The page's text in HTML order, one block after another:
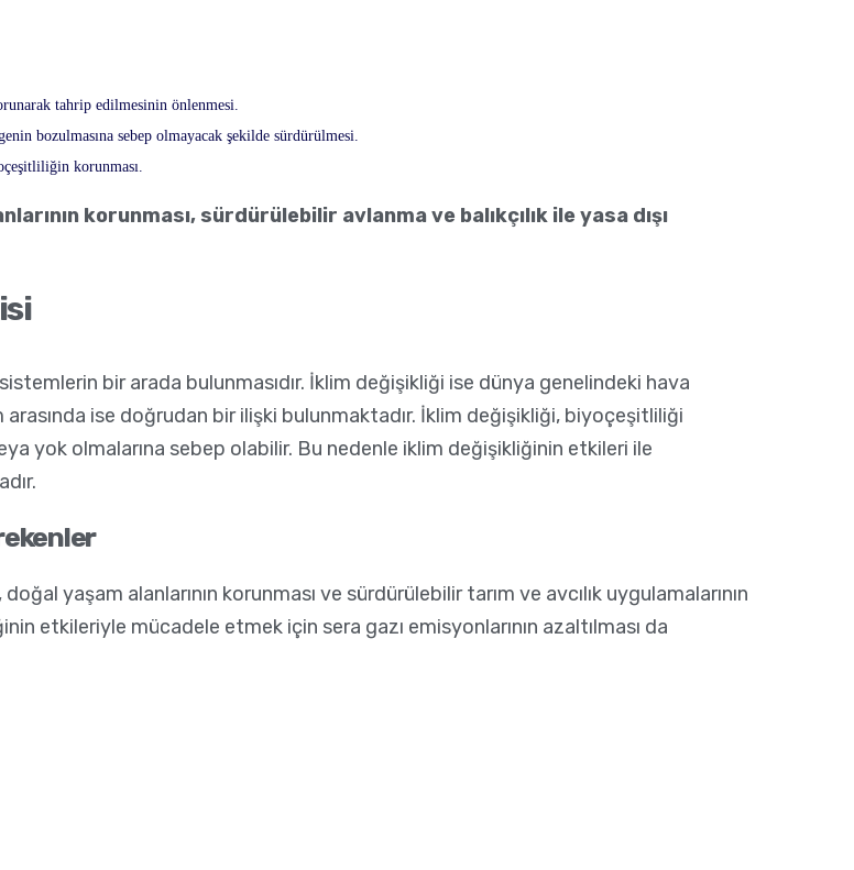
tahrip edilmesinin önlenmesi.
bozulmasına sebep olmayacak şekilde sürdürülmesi.
korunması.
korunması, sürdürülebilir avlanma ve balıkçılık ile yasa dışı
bir arada bulunmasıdır. İklim değişikliği ise dünya genelindeki hava
arasında ise doğrudan bir ilişki bulunmaktadır. İklim değişikliği, biyoçeşitliliği
yok olmalarına sebep olabilir. Bu nedenle iklim değişikliğinin etkileri ile
yaşam alanlarının korunması ve sürdürülebilir tarım ve avcılık uygulamalarının
etkileriyle mücadele etmek için sera gazı emisyonlarının azaltılması da